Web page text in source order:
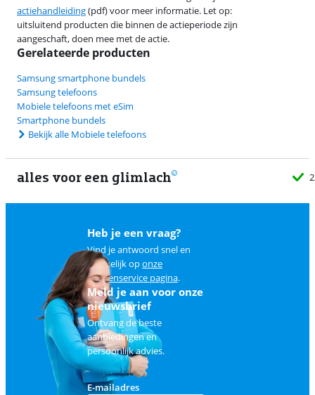
actiehandleiding(pdf) voor meer informatie. Let op:
uitsluitend producten die binnen de actieperiode zijn
aangeschaft, doen mee met de actie.
Gerelateerde producten
Samsung smartphone bundels
Samsung telefoons
Mobiele telefoons met eSim
Smartphone bundels
Bekijk alle Mobiele telefoons
alles voor een glimlach
Heb je een vraag?
Vind je antwoord snel en
makkelijk oponze
klantenservice pagina.
Meld je aan voor onze
nieuwsbrief
Ontvang de beste
aanbiedingen en
persoonlijk advies.
E-mailadres